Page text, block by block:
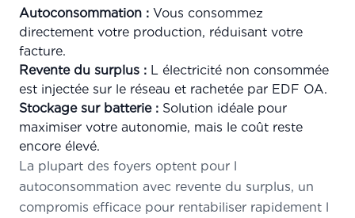
Autoconsommation : Vous consommez
directement votre production, réduisant votre
facture.
Revente du surplus : L électricité non consommée
est injectée sur le réseau et rachetée par EDF OA.
Stockage sur batterie : Solution idéale pour
maximiser votre autonomie, mais le coût reste
encore élevé.
La plupart des foyers optent pour l
autoconsommation avec revente du surplus, un
compromis efficace pour rentabiliser rapidement l